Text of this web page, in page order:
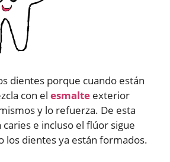
dientes porque cuando están
con el esmalte exterior
y lo refuerza. De esta
e incluso el flúor sigue
los dientes ya están formados.